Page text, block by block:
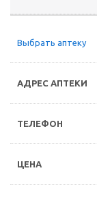
Выбрать аптеку